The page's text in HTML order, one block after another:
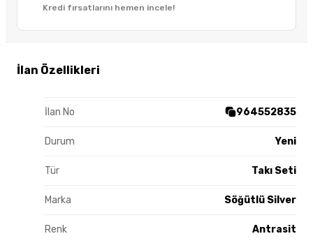
Kredi fırsatlarını hemen incele!
İlan Özellikleri
İlan No 964552835
Durum Yeni
Tür Takı Seti
Marka Söğütlü Silver
Renk Antrasit